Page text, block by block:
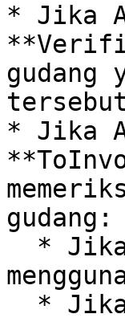
* Jika
gudang
* Jika
gudang: